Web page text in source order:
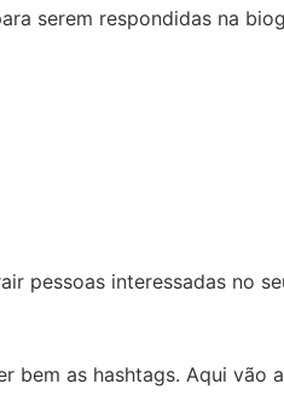
serem respondidas na
pessoas interessadas no
bem as hashtags. Aqui vão